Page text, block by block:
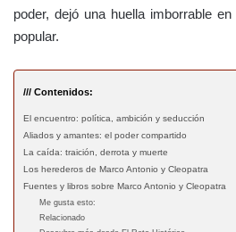
poder, dejó una huella imborrable
popular.
/// Contenidos:
El encuentro: política, ambición y seducción
Aliados y amantes: el poder compartido
La caída: traición, derrota y muerte
Los herederos de Marco Antonio y Cleopatra
Fuentes y libros sobre Marco Antonio y Cleopatra
Me gusta esto:
Relacionado